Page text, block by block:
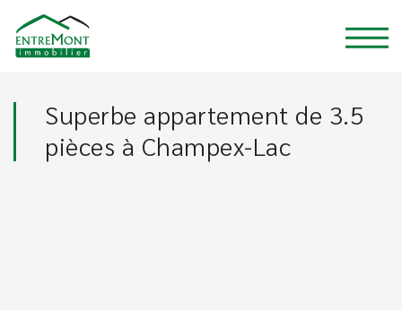
Superbe appartement de 3.5
pièces à Champex-Lac